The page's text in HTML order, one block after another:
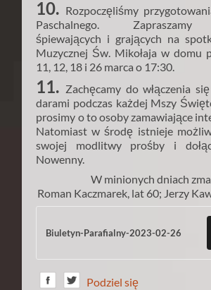
10. Rozpoczęliśmy
Paschalnego. Zapraszamy
śpiewających i grających na
Muzycznej Św. Mikołaja w domu
11, 12, 18 i 26 marca o 17:30.
11. Zachęcamy do włączenia
darami podczas każdej Mszy
prosimy o to osoby zamawiające
Natomiast w środę istnieje
swojej modlitwy prośby i
Nowenny.
W minionych dniach
Roman Kaczmarek, lat 60; Jerzy
Biuletyn-Parafialny-2023-02-26
Podziel się